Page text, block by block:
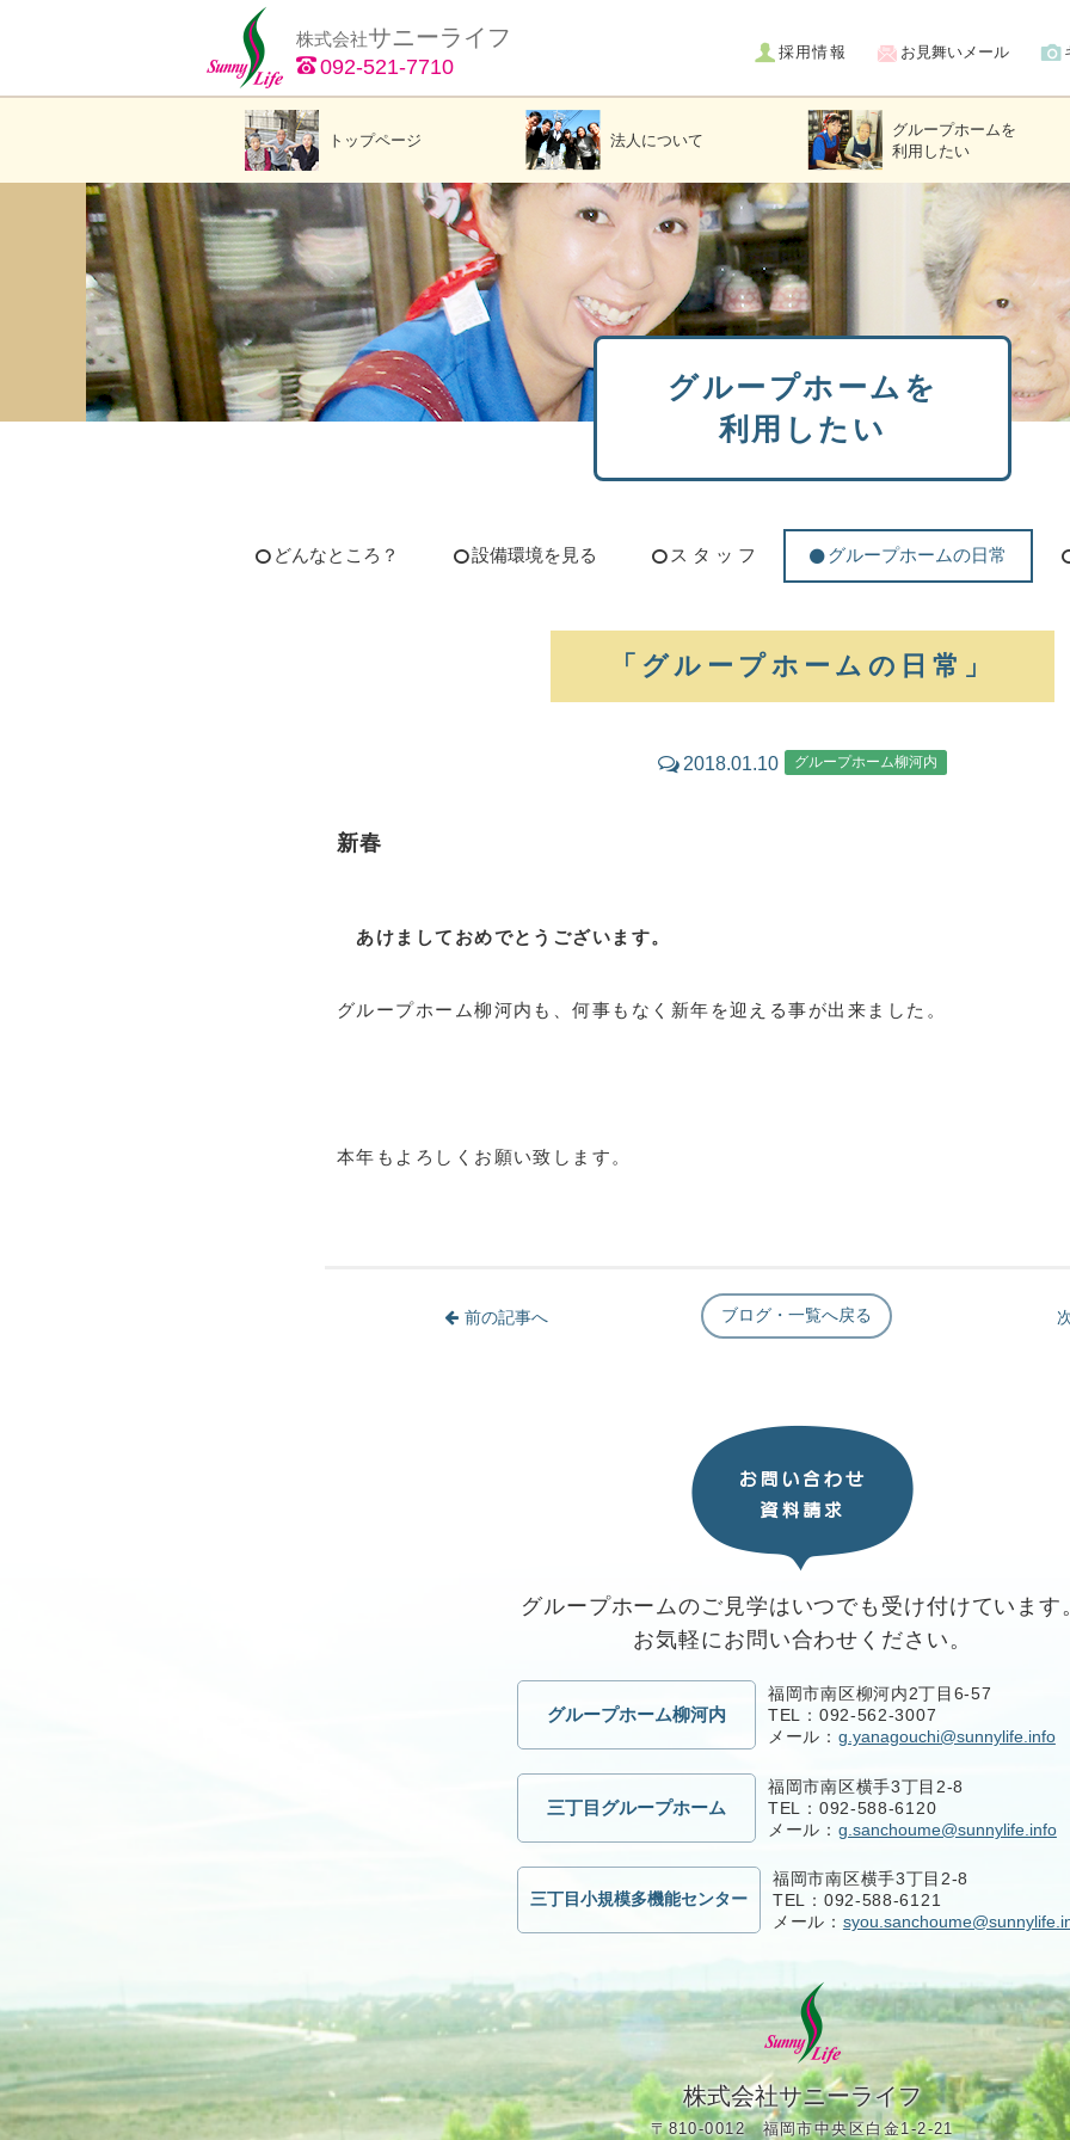
株式会社サニーライフ
092-521-7710
採用情報 お見舞いメール
トップページ 法人について
グループホームを
利用したい
グループホームを
利用したい
どんなところ？ 設備環境を見る ス タ ッ フ グループホームの日常
「グループホームの日常」
2018.01.10 グループホーム柳河内
新春
あけましておめでとうございます。
グループホーム柳河内も、何事もなく新年を迎える事が出来ました。
本年もよろしくお願い致します。
前の記事へ ブログ・一覧へ戻る
グループホームのご見学はいつでも受け付けています
お気軽にお問い合わせください。
グループホーム柳河内
福岡市南区柳河内2丁目6-57
TEL：092-562-3007
メール： g.yanagouchi@sunnylife.info
三丁目グループホーム
福岡市南区横手3丁目2-8
TEL：092-588-6120
メール： g.sanchoume@sunnylife.info
三丁目小規模多機能センター
福岡市南区横手3丁目2-8
TEL：092-588-6121
メール：
株式会社サニーライフ
〒810-0012 福岡市中央区白金1-2-21